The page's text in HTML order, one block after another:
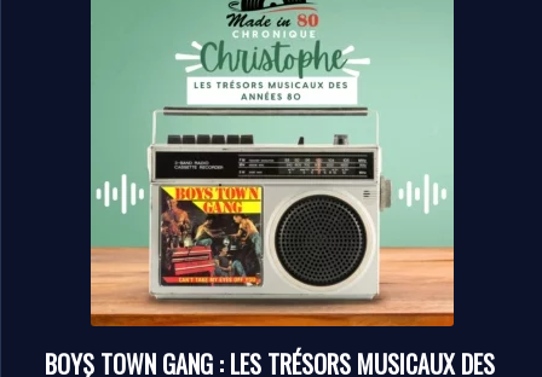
BOYS TOWN GANG : LES TRÉSORS MUSICAUX DES